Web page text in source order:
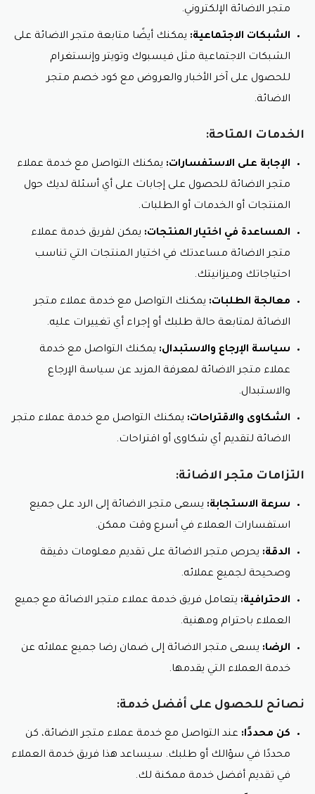
متجر الاضائة الإلكتروني.
الشبكات الاجتماعية: يمكنك أيضًا متابعة متجر الاضائة على
الشبكات الاجتماعية مثل فيسبوك وتويتر وإنستغرام
للحصول على آخر الأخبار والعروض مع كود خصم متجر
الاضائة.
الخدمات المتاحة:
الإجابة على الاستفسارات: يمكنك التواصل مع خدمة عملاء
متجر الاضائة للحصول على إجابات على أي أسئلة لديك حول
المنتجات أو الخدمات أو الطلبات.
المساعدة في اختيار المنتجات: يمكن لفريق خدمة عملاء
متجر الاضائة مساعدتك في اختيار المنتجات التي تناسب
احتياجاتك وميزانيتك.
معالجة الطلبات: يمكنك التواصل مع خدمة عملاء متجر
الاضائة لمتابعة حالة طلبك أو إجراء أي تغييرات عليه.
سياسة الإرجاع والاستبدال: يمكنك التواصل مع خدمة
عملاء متجر الاضائة لمعرفة المزيد عن سياسة الإرجاع
والاستبدال.
الشكاوى والاقتراحات: يمكنك التواصل مع خدمة عملاء متجر
الاضائة لتقديم أي شكاوى أو اقتراحات.
التزامات متجر الاضائة:
سرعة الاستجابة: يسعى متجر الاضائة إلى الرد على جميع
استفسارات العملاء في أسرع وقت ممكن.
الدقة: يحرص متجر الاضائة على تقديم معلومات دقيقة
وصحيحة لجميع عملائه.
الاحترافية: يتعامل فريق خدمة عملاء متجر الاضائة مع جميع
العملاء باحترام ومهنية.
الرضا: يسعى متجر الاضائة إلى ضمان رضا جميع عملائه عن
خدمة العملاء التي يقدمها.
نصائح للحصول على أفضل خدمة:
كن محددًا: عند التواصل مع خدمة عملاء متجر الاضائة، كن
محددًا في سؤالك أو طلبك. سيساعد هذا فريق خدمة العملاء
في تقديم أفضل خدمة ممكنة لك.